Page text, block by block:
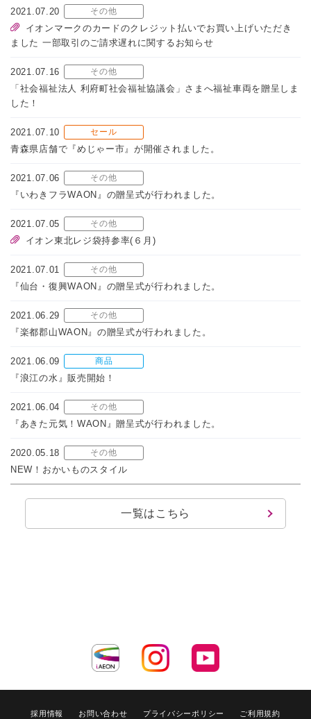
2021.07.20 その他
イオンマークのカードのクレジット払いでお買い上げいただき
ました 一部取引のご請求遅れに関するお知らせ
2021.07.16 その他
「社会福祉法人 利府町社会福祉協議会」さまへ福祉車両を贈呈しま
した！
2021.07.10 セール
青森県店舗で『めじゃー市』が開催されました。
2021.07.06 その他
『いわきフラWAON』の贈呈式が行われました。
2021.07.05 その他
イオン東北レジ袋持参率(６月)
2021.07.01 その他
『仙台・復興WAON』の贈呈式が行われました。
2021.06.29 その他
『楽都郡山WAON』の贈呈式が行われました。
2021.06.09 商品
『浪江の水』販売開始！
2021.06.04 その他
『あきた元気！WAON』贈呈式が行われました。
2020.05.18 その他
NEW！おかいものスタイル
一覧はこちら
採用情報 お問い合わせ プライバシーポリシー ご利用規約